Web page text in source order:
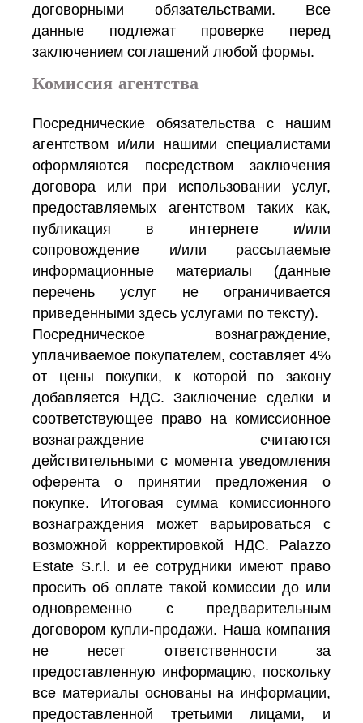
договорными обязательствами. Все
данные подлежат проверке перед
заключением соглашений любой формы.
Комиссия агентства
Посреднические обязательства с нашим
агентством и/или нашими специалистами
оформляются посредством заключения
договора или при использовании услуг,
предоставляемых агентством таких как,
публикация в интернете и/или
сопровождение и/или рассылаемые
информационные материалы (данные
перечень услуг не ограничивается
приведенными здесь услугами по тексту).
Посредническое вознаграждение,
уплачиваемое покупателем, составляет 4%
от цены покупки, к которой по закону
добавляется НДС. Заключение сделки и
соответствующее право на комиссионное
вознаграждение считаются
действительными с момента уведомления
оферента о принятии предложения о
покупке. Итоговая сумма комиссионного
вознаграждения может варьироваться с
возможной корректировкой НДС. Palazzo
Estate S.r.l. и ее сотрудники имеют право
просить об оплате такой комиссии до или
одновременно с предварительным
договором купли-продажи. Наша компания
не несет ответственности за
предоставленную информацию, поскольку
все материалы основаны на информации,
предоставленной третьими лицами, и